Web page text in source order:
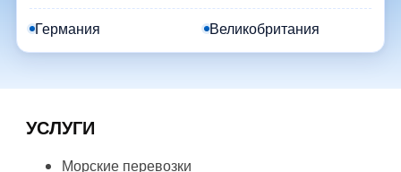
Германия Великобритания
УСЛУГИ
Морские перевозки